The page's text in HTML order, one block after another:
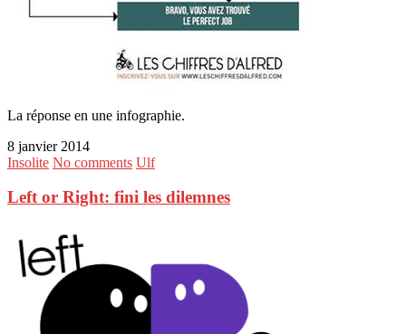
La réponse en une infographie.
8 janvier 2014
Insolite No comments Ulf
Left or Right: fini les dilemnes